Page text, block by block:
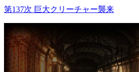
第137次 巨大クリーチャー襲来